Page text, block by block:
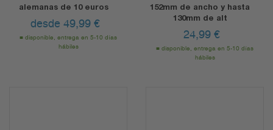
alemanas de 10 euros
desde 49,99 €
disponible, entrega en 5-10 días
hábiles
152mm de ancho y hasta
130mm de alt
24,99 €
disponible, entrega en 5-10 días
hábiles